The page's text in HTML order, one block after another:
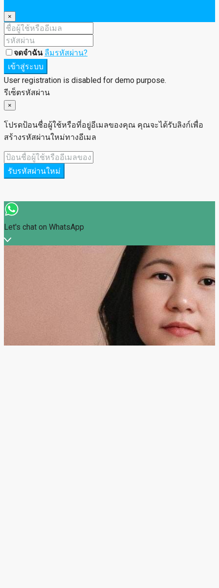
×
จดจำฉัน ลืมรหัสผ่าน?
เข้าสู่ระบบ
User registration is disabled for demo purpose.
รีเซ็ตรหัสผ่าน
×
โปรดป้อนชื่อผู้ใช้หรือที่อยู่อีเมลของคุณ คุณจะได้รับลิงก์เพื่อ
สร้างรหัสผ่านใหม่ทางอีเมล
รับรหัสผ่านใหม่
Let's chat on WhatsApp